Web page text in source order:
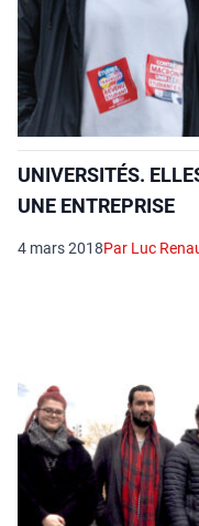
UNIVERSITÉS.
UNE ENTREPRISE
4 mars 2018Par Luc